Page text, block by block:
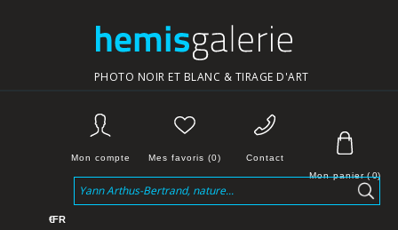
PHOTO NOIR ET BLANC & TIRAGE D'ART
Mon panier( 0)
Contact
Mes favoris (0)
Mon compte
€FR